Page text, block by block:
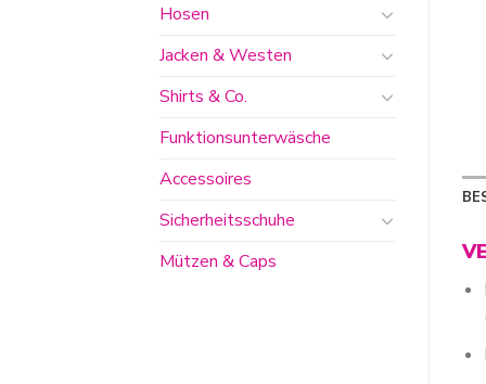
Hosen
Jacken & Westen
Shirts & Co.
Funktionsunterwäsche
Accessoires
Sicherheitsschuhe
Mützen & Caps